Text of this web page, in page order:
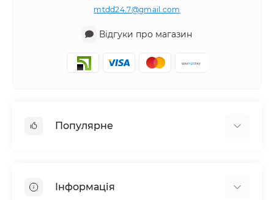
mtdd24.7@gmail.com
Відгуки про магазин
Популярне
Все для автомобіля
Інформація